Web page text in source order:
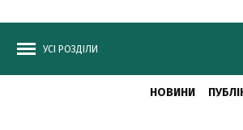
УСІ РОЗДІЛИ
НОВИНИ